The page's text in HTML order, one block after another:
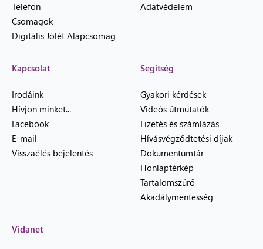
Telefon
Csomagok
Digitális Jólét Alapcsomag
Adatvédelem
Kapcsolat
Irodáink
Hívjon minket...
Facebook
E-mail
Visszaélés bejelentés
Segítség
Gyakori kérdések
Videós útmutatók
Fizetés és számlázás
Hívásvégződtetési díjak
Dokumentumtár
Honlaptérkép
Tartalomszűrő
Akadálymentesség
Vidanet